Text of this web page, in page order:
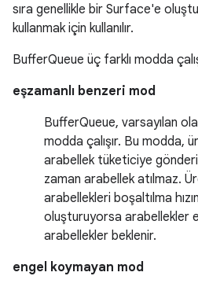
sıra genellikle bir Surface'e
kullanmak için kullanılır.
BufferQueue üç farklı modda
eşzamanlı benzeri mod
BufferQueue, varsayılan
modda çalışır. Bu modda,
arabellek tüketiciye
zaman arabellek atılmaz.
arabellekleri boşaltılma
oluşturuyorsa arabellekler
arabellekler beklenir.
engel koymayan mod